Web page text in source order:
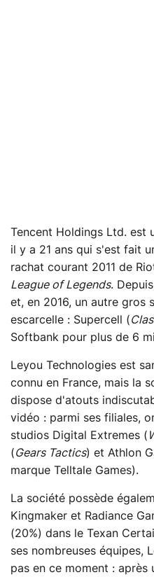
Tencent Holdings Ltd. est
il y a 21 ans qui s'est fait
rachat courant 2011 de
League of Legends.
et, en 2016, un autre gros
escarcelle : Supercell (
Softbank pour plus de 6
Leyou Technologies est
connu en France, mais la
dispose d'atouts
vidéo : parmi ses filiales,
studios Digital Extremes (
(Gears Tactics) et Athlon
marque Telltale Games).
La société possède
Kingmaker et Radiance
(20%) dans le Texan
ses nombreuses équipes,
pas en ce moment : après